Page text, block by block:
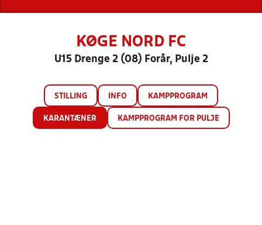
KØGE NORD FC
U15 Drenge 2 (08) Forår, Pulje 2
STILLING INFO KAMPPROGRAM
KARANTÆNER KAMPPROGRAM FOR PULJE